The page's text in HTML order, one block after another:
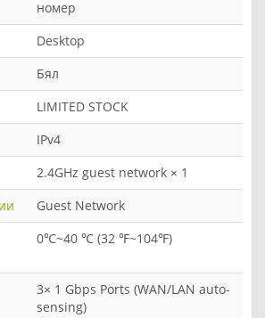
номер
Desktop
Бял
LIMITED STOCK
IPv4
2.4GHz guest network × 1
Guest Network
0℃~40 ℃ (32 ℉~104℉)
3× 1 Gbps Ports (WAN/LAN auto-
sensing)